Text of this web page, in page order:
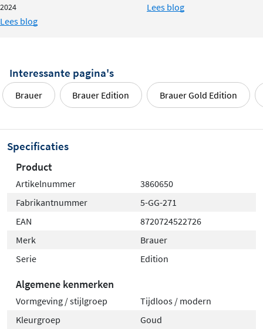
2024
Lees blog
Lees blog
Interessante pagina's
Brauer Brauer Edition Brauer Gold Edition
Specificaties
Product
Artikelnummer
3860650
Fabrikantnummer
5-GG-271
EAN
8720724522726
Merk
Brauer
Serie
Edition
Algemene kenmerken
Vormgeving / stijlgroep
Tijdloos / modern
Kleurgroep
Goud